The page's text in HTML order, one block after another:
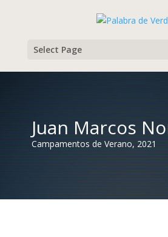
Select Page
Juan Marcos
Campamentos de Verano, 2021